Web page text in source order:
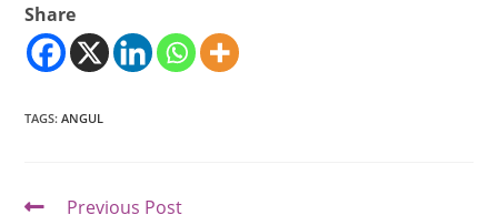
Share
TAGS:ANGUL
Previous Post